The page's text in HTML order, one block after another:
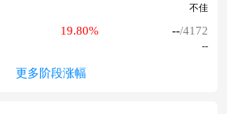
不佳
19.80% --/4172
--
更多阶段涨幅